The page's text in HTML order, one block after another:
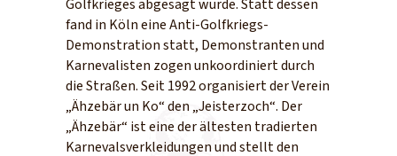
Golfkrieges abgesagt wurde. Statt dessen
fand in Köln eine Anti-Golfkriegs-
Demonstration statt, Demonstranten und
Karnevalisten zogen unkoordiniert durch
die Straßen. Seit 1992 organisiert der Verein
„Ähzebär un Ko“ den „Jeisterzoch“. Der
„Ähzebär“ ist eine der ältesten tradierten
Karnevalsverkleidungen und stellt den